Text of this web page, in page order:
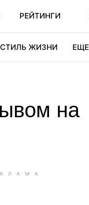
РЕЙТИНГИ
СТИЛЬ ЖИЗНИ ЕЩЕ
на